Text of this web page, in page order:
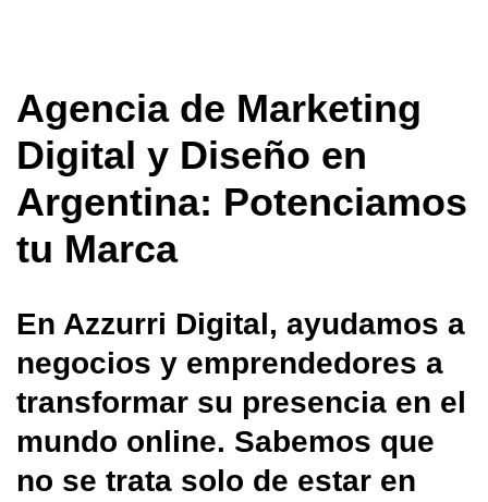
Agencia de Marketing
Digital y Diseño en
Argentina: Potenciamos
tu Marca
En Azzurri Digital, ayudamos a
negocios y emprendedores a
transformar su presencia en el
mundo online. Sabemos que
no se trata solo de estar en